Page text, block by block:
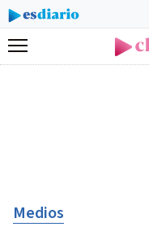
Menú
Medios